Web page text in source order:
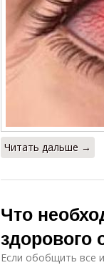
Читать дальше →
Что
здорового
Если обобщить все